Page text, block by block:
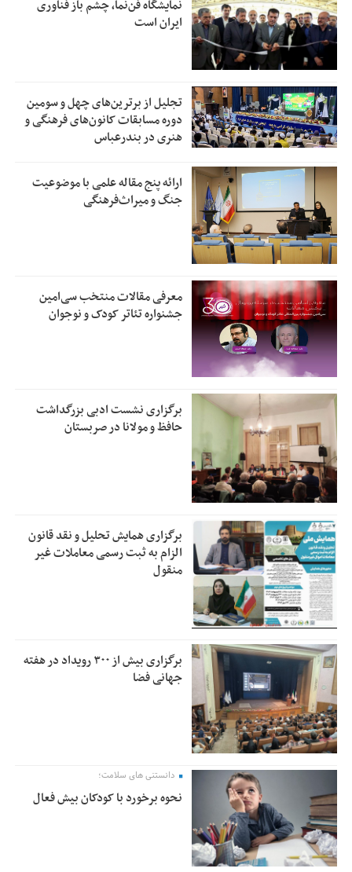
نمایشگاه فن‌نما، چشم باز فناوری
ایران است
تجلیل از بر‌ترین‌های چهل و سومین
دوره مسابقات کانون‌های فرهنگی و
هنری در بندرعباس
ارائه پنج مقاله علمی با موضوعیت
جنگ و میراث‌فرهنگی
معرفی مقالات منتخب سی‌امین
جشنواره تئاتر کودک و نوجوان
برگزاری نشست ادبی بزرگداشت
حافظ و مولانا در صربستان
برگزاری همایش تحلیل و نقد قانون
الزام به ثبت رسمی معاملات غیر
منقول
برگزاری بیش از ۳۰۰ رویداد در هفته
جهانی فضا
دانستنی های سلامت؛
نحوه برخورد با کودکان بیش فعال